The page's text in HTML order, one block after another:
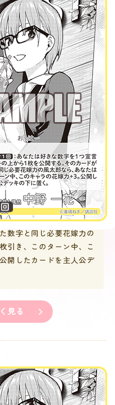
：あなたは好きな数字
キの上から１枚を公開す
数字と同じ必要花嫁力の
引き、このターン中、こ
開したカードを主人公デ
見る